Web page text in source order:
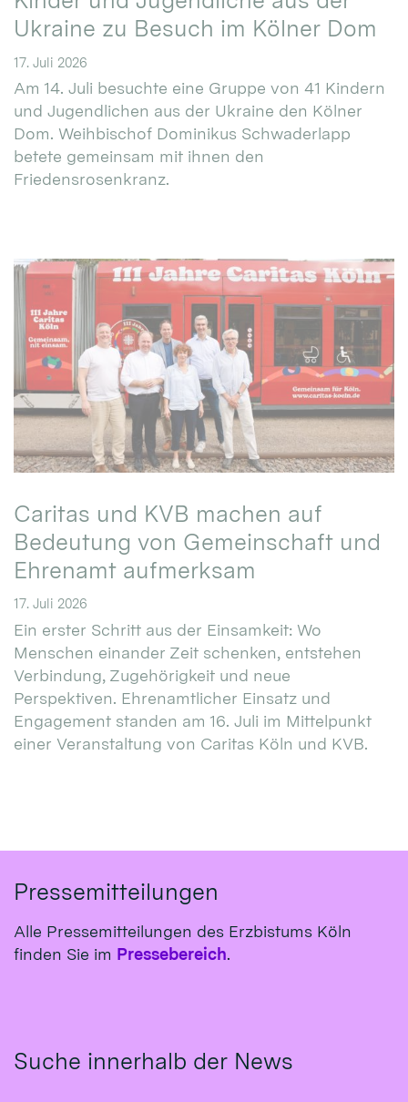
Ukraine zu Besuch im Kölner Dom
17. Juli 2026
Am 14. Juli besuchte eine Gruppe von 41 Kindern
und Jugendlichen aus der Ukraine den Kölner
Dom. Weihbischof Dominikus Schwaderlapp
betete gemeinsam mit ihnen den
Friedensrosenkranz.
Caritas und KVB machen auf
Bedeutung von Gemeinschaft und
Ehrenamt aufmerksam
17. Juli 2026
Ein erster Schritt aus der Einsamkeit: Wo
Menschen einander Zeit schenken, entstehen
Verbindung, Zugehörigkeit und neue
Perspektiven. Ehrenamtlicher Einsatz und
Engagement standen am 16. Juli im Mittelpunkt
einer Veranstaltung von Caritas Köln und KVB.
Pressemitteilungen
Alle Pressemitteilungen des Erzbistums Köln
finden Sie im Pressebereich.
Suche innerhalb der News